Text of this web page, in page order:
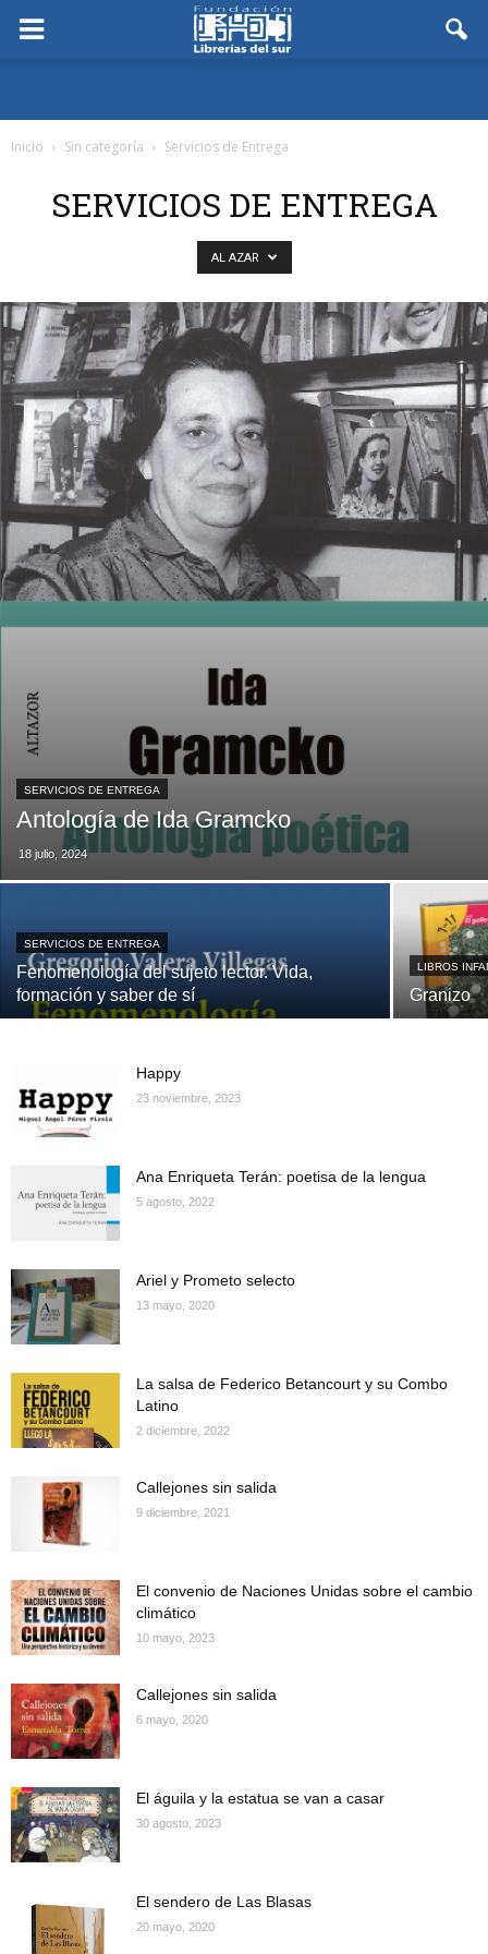
Inicio Sin categoría Servicios de Entrega
SERVICIOS DE ENTREGA
AL AZAR
SERVICIOS DE ENTREGA
Antología de Ida Gramcko
18 julio, 2024
SERVICIOS DE ENTREGA
Fenomenología del sujeto lector. Vida,
formación y saber de sí
LIBROS
Granizo
Happy
23 noviembre, 2023
Ana Enriqueta Terán: poetisa de la lengua
5 agosto, 2022
Ariel y Prometo selecto
13 mayo, 2020
La salsa de Federico Betancourt y su Combo
Latino
2 diciembre, 2022
Callejones sin salida
9 diciembre, 2021
El convenio de Naciones Unidas sobre el cambio
climático
10 mayo, 2023
Callejones sin salida
6 mayo, 2020
El águila y la estatua se van a casar
30 agosto, 2023
El sendero de Las Blasas
20 mayo, 2020